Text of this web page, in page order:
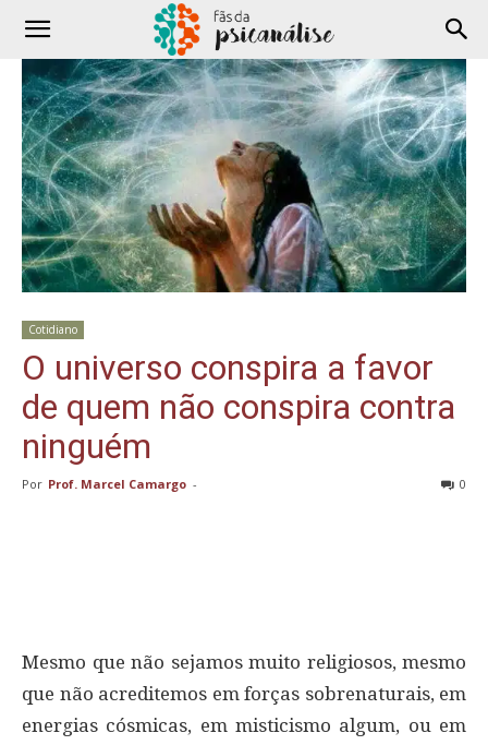
Cotidiano
O universo conspira a favor
de quem não conspira contra
ninguém
Por Prof. Marcel Camargo - 0
Mesmo que não sejamos muito religiosos, mesmo
que não acreditemos em forças sobrenaturais, em
energias cósmicas, em misticismo algum, ou em